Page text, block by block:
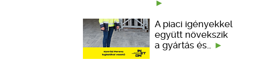
A piaci igényekkel
együtt növekszik
a gyártás és…